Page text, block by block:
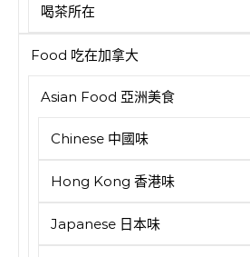
喝茶所在
Food 吃在加拿大
Asian Food 亞洲美食
Chinese 中國味
Hong Kong 香港味
Japanese 日本味